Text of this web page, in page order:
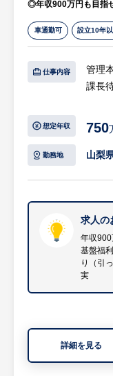
これ
を、
役割
4. 年
年齢
【
本ポ
・課
雇用
・世
・業
・4
・社
手当
ステ
コツ
す。
め、
長と
○充実
・手
や、
根を
・社
◎年収900万円も目指
車通勤可 設立10年
仕事内容
管理
課長
労務
用体
・労
・労
くコ
・法
・労
・労
策まで
想定年収 750
勤務地 山梨
求人の
年収
基盤福
り（引
実
詳細を見る